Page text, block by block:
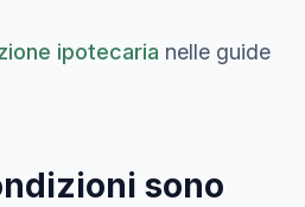
ipotecaria nelle guide
sono